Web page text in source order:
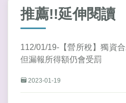
推薦!!延伸閱讀
112/01/19-【營所稅】獨資
但漏報所得額仍會受罰
2023-01-19